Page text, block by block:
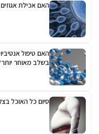
האם אכילת
האם טיפול
בשלב מאוחר
סיום כל האוכל